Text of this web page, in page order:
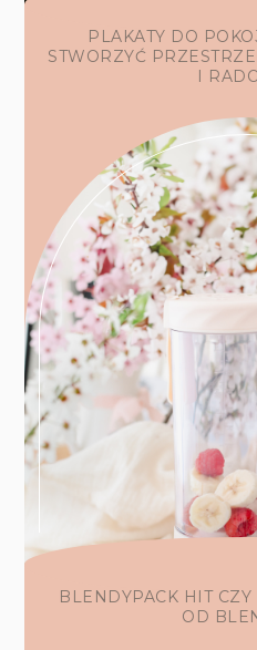
PLAKATY DO
STWORZYĆ
I
BLENDYPACK HIT
OD